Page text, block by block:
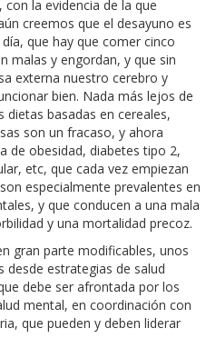
la evidencia de la que
creemos que el desayuno es
que hay que comer cinco
malas y engordan, y que sin
externa nuestro cerebro y
bien. Nada más lejos de
dietas basadas en cereales,
son un fracaso, y ahora
de obesidad, diabetes tipo 2,
etc, que cada vez empiezan
especialmente prevalentes en
y que conducen a una mala
y una mortalidad precoz.
gran parte modificables, unos
estrategias de salud
debe ser afrontada por los
mental, en coordinación con
que pueden y deben liderar